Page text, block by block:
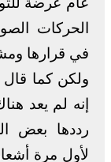
الحركات
في قرارها
ولكن كما قال
إنه لم يعد
رددها بعض
لأول مرة